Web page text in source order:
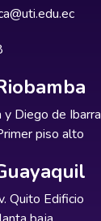
Diego de Ibarra
piso alto
Quito Edificio